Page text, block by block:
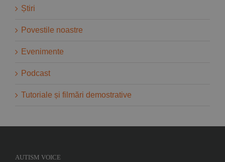
Știri
Povestile noastre
Evenimente
Podcast
Tutoriale și filmări demostrative
AUTISM VOICE